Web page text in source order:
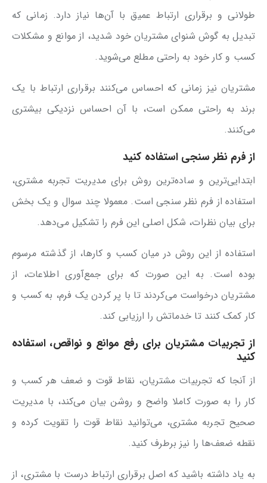
طولانی و برقراری ارتباط عمیق با آن‌ها نیاز دارد. زمانی که
تبدیل به گوش شنوای مشتریان خود شدید، از موانع و مشکلات
کسب و کار خود به راحتی مطلع می‌شوید.
مشتریان نیز زمانی که احساس می‌کنند برقراری ارتباط با یک
برند به راحتی ممکن است، با آن احساس نزدیکی بیشتری
می‌کنند.
از فرم نظر سنجی استفاده کنید
ابتدایی‌ترین و ساده‌ترین روش برای مدیریت تجربه مشتری،
استفاده از فرم نظر سنجی است. معمولا چند سوال و یک بخش
برای بیان نظرات، شکل اصلی این فرم را تشکیل می‌دهد.
استفاده از این روش در میان کسب و کارها، از گذشته مرسوم
بوده است. به این صورت که برای جمع‌آوری اطلاعات، از
مشتریان درخواست می‌کردند تا با پر کردن یک فرم، به کسب و
کار کمک کنند تا خدماتش را ارزیابی کند.
از تجربیات مشتریان برای رفع موانع و نواقص، استفاده
کنید
از آنجا که تجربیات مشتریان، نقاط قوت و ضعف هر کسب و
کار را به صورت کاملا واضح و روشن بیان می‌کند، با مدیریت
صحیح تجربه مشتری، می‌توانید نقاط قوت را تقویت کرده و
نقطه ضعف‌ها را نیز برطرف کنید.
به یاد داشته باشید که اصل برقراری ارتباط درست با مشتری، از